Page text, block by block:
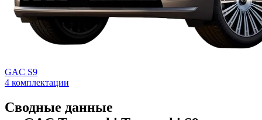
GAC S9
4 комплектации
Сводные данные